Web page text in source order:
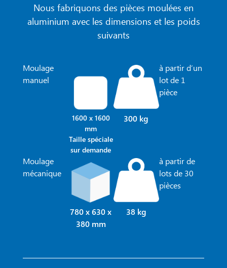
Nous fabriquons des pièces moulées en
aluminium avec les dimensions et les poids
suivants
Moulage
manuel
1600 x 1600
mm
Taille spéciale
sur demande
300 kg
à partir d’un
lot de 1
pièce
Moulage
mécanique
780 x 630 x
380 mm
38 kg
à partir de
lots de 30
pièces